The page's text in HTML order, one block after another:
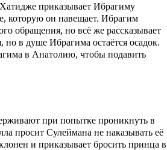
Хатидже приказывает Ибрагиму
которую он навещает. Ибрагим
обращения, но всё же рассказывает
но в душе Ибрагима остаётся осадок.
в Анатолию, чтобы подавить
при попытке проникнуть в
просит Сулеймана не наказывать её
и приказывает бросить принца в